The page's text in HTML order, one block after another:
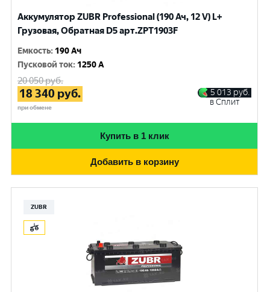
Аккумулятор ZUBR Professional (190 Ач, 12 V) L+
Грузовая, Обратная D5 арт.ZPT1903F
Емкость: 190 Ач
Пусковой ток: 1250 A
20 050руб.
18 340 руб.
при обмене
5 013 руб.
в Сплит
Купить в 1 клик
Добавить в корзину
ZUBR